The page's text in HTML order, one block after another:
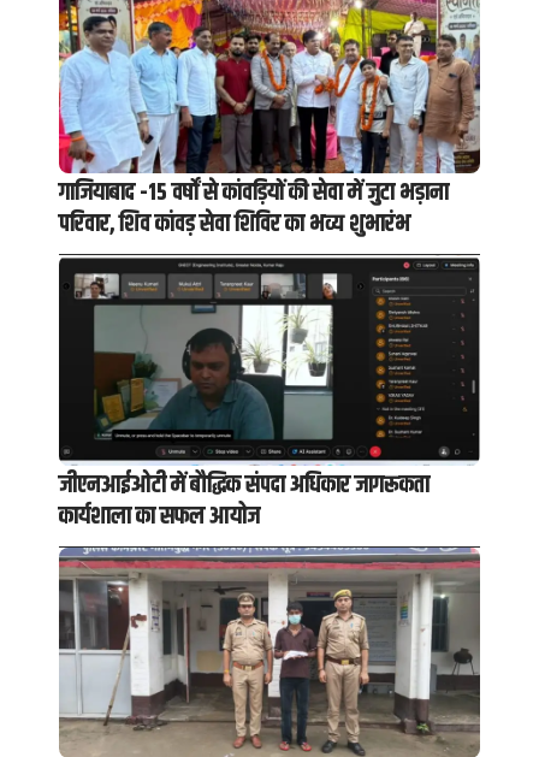
गाजियाबाद -15 वर्षों से कांवड़ियों की सेवा में जुटा भड़ाना
परिवार, शिव कांवड़ सेवा शिविर का भव्य शुभारंभ
जीएनआईओटी में बौद्धिक संपदा अधिकार जागरूकता
कार्यशाला का सफल आयोज